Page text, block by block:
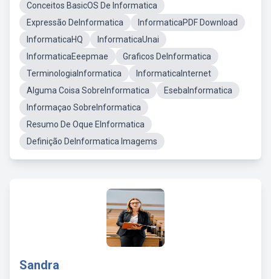
Conceitos BasicOS De Informatica
Expressão DeInformatica
InformaticaPDF Download
InformaticaHQ
InformaticaUnai
InformaticaEeepmae
Graficos DeInformatica
TerminologiaInformatica
InformaticaInternet
Alguma Coisa SobreInformatica
EsebaInformatica
Informaçao SobreInformatica
Resumo De Oque EInformatica
Definição DeInformatica Imagems
Sandra